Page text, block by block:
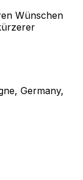
Wünschen
Germany,